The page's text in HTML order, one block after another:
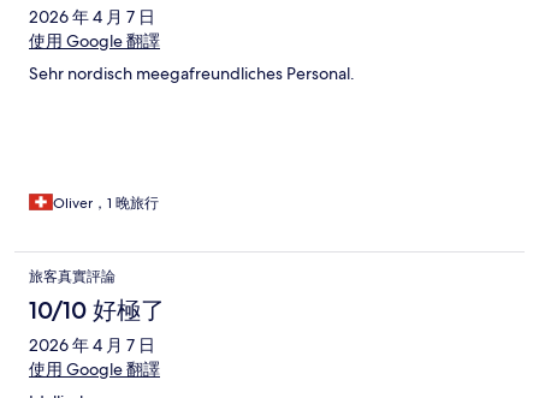
2026 年 4 月 7 日
使用 Google 翻譯
Sehr nordisch meegafreundliches Personal.
Oliver，1 晚旅行
旅客真實評論
10/10 好極了
2026 年 4 月 7 日
使用 Google 翻譯